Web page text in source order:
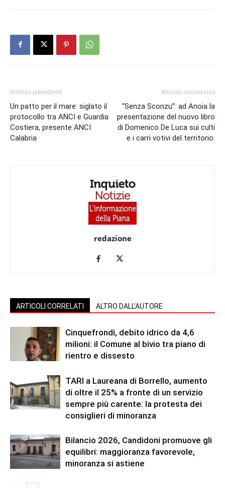
Articolo precedente
Un patto per il mare: siglato il
protocollo tra ANCI e Guardia
Costiera, presente ANCI
Calabria
Articolo successivo
“Senza Sconzu”: ad Anoia la
presentazione del nuovo libro
di Domenico De Luca sui culti
e i carri votivi del territorio.
redazione
ARTICOLI CORRELATI ALTRO DALL'AUTORE
Cinquefrondi, debito idrico da 4,6
milioni: il Comune al bivio tra piano di
rientro e dissesto
TARI a Laureana di Borrello, aumento
di oltre il 25% a fronte di un servizio
sempre più carente: la protesta dei
consiglieri di minoranza
Bilancio 2026, Candidoni promuove gli
equilibri: maggioranza favorevole,
minoranza si astiene